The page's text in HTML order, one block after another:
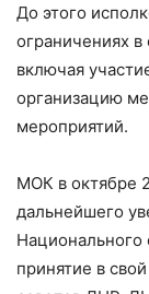
До этого
ограничениях
включая
организацию
мероприятий.
МОК в октябре
дальнейшего
Национального
принятие в